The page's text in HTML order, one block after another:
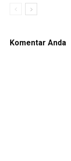
Komentar Anda